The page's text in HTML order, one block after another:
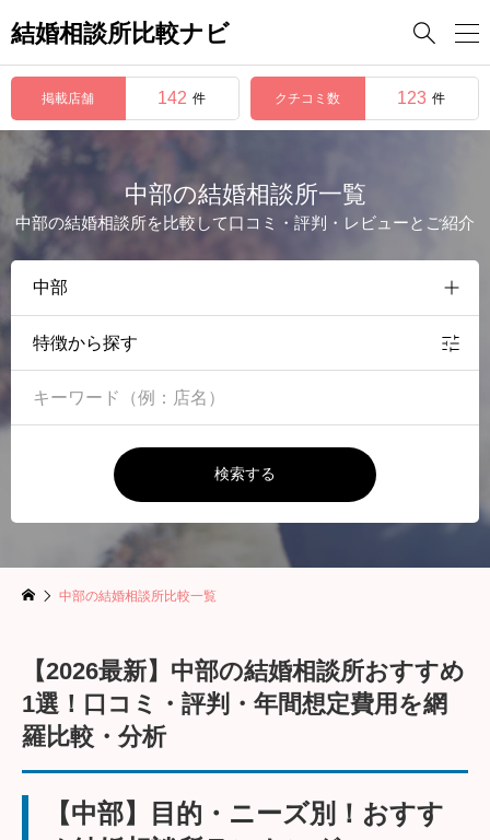
結婚相談所比較ナビ 
掲載店舗 142 件 クチコミ数 123 件
中部の結婚相談所一覧
中部の結婚相談所を比較して口コミ・評判・レビューとご紹介
特徴から探す
検索する
中部の結婚相談所比較一覧
【2026最新】中部の結婚相談所おすすめ
1選！口コミ・評判・年間想定費用を網
羅比較・分析
【中部】目的・ニーズ別！おすす